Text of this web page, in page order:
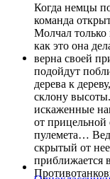
Когда немцы
команда
Молчал
как это она
верна своей
подойдут
дерева к
склону
искаженные
от прицельной
пулемета…
скрытый от
приближается